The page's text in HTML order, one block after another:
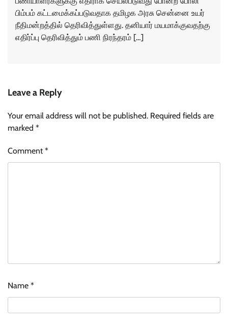
பிம்பம் கட்டமைக்கப்படுவதாக தமிழக அரசு சென்னை உயர்
நீதிமன்றத்தில் தெரிவித்துள்ளது. தனியார் மயமாக்குவதற்கு
எதிர்ப்பு தெரிவித்தும் பணி நிரந்தரம் […]
Leave a Reply
Your email address will not be published. Required fields are
marked *
Comment*
Name *